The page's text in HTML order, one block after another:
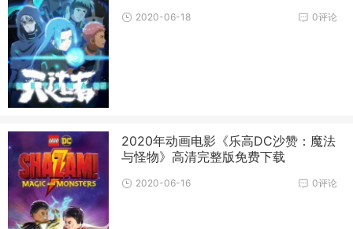
0评论
2020-06-18
2020年动画电影《乐高DC沙赞：魔法
与怪物》高清完整版免费下载
0评论
2020-06-16